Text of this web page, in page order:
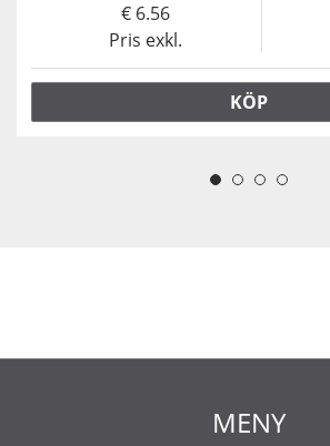
Pris exkl.
6.56
KÖP
MENY